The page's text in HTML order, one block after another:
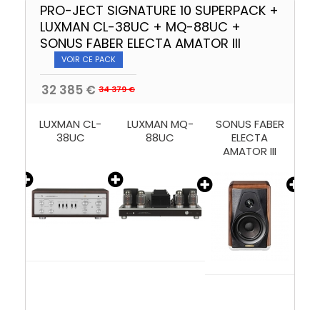
PRO-JECT SIGNATURE 10 SUPERPACK +
LUXMAN CL-38UC + MQ-88UC +
SONUS FABER ELECTA AMATOR III
VOIR CE PACK
32 385 € 34 379 €
LUXMAN CL-
38UC
LUXMAN MQ-
88UC
SONUS FABER
ELECTA
AMATOR III